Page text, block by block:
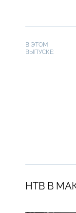
В ЭТОМ
ВЫПУСКЕ:
НТВ В